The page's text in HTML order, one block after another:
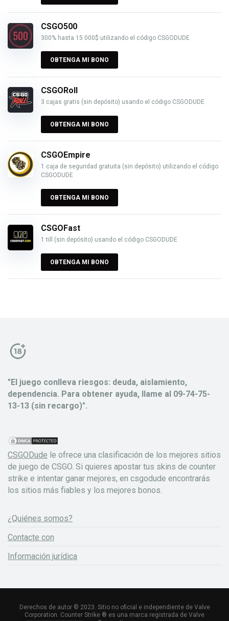
CSGO500
300% hasta 15 000$ utilizando el código CSGODUDE
OBTENGA MI BONO
CSGORoll
3 cajas gratis (sin depósito) usando el código CSGODUDE
OBTENGA MI BONO
CSGOEmpire
1 caja de seguridad gratuita (sin depósito) utilizando el código
CSGODUDE
OBTENGA MI BONO
CSGOFast
1 till (sin depósito) usando el código CSGODUDE
OBTENGA MI BONO
"El juego conlleva riesgos: deuda, aislamiento,
dependencia. Para obtener ayuda, llame al 09-74-75-
13-13 (sin recargo)".
CSGODude le ofrece una clasificación de los mejores sitios
de juego de CSGO. Si quieres apostar tus skins de counter
strike e intentar ganar mejores, en csgodude encontrarás
los sitios más fiables y los mejores bonos.
¿Quiénes somos?
Contacte con
Información jurídica
Derechos de autor © 2023. Sitio no oficial e independiente de Valve
Corporation. Counter Strike ® es una marca registrada de Valve